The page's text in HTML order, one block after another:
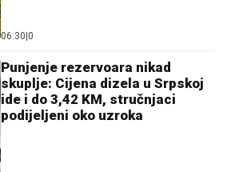
06:30 0
Punjenje rezervoara nikad
skuplje: Cijena dizela u Srpskoj
ide i do 3,42 KM, stručnjaci
podijeljeni oko uzroka